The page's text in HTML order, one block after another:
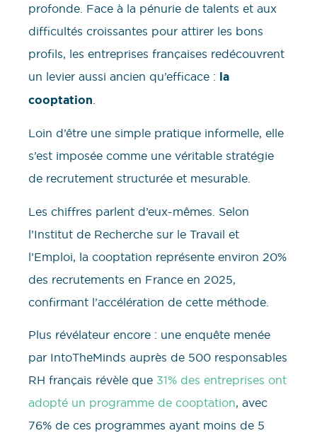
profonde. Face à la pénurie de talents et aux
difficultés croissantes pour attirer les bons
profils, les entreprises françaises redécouvrent
un levier aussi ancien qu’efficace : la
cooptation
Loin d’être une simple pratique informelle, elle
s’est imposée comme une véritable stratégie
de recrutement structurée et mesurable.
Les chiffres parlent d’eux-mêmes. Selon
l’Institut de Recherche sur le Travail et
l’Emploi, la cooptation représente environ 20%
des recrutements en France en 2025,
confirmant l’accélération de cette méthode.
Plus révélateur encore : une enquête menée
par IntoTheMinds auprès de 500 responsables
RH français révèle que 31% des entreprises ont
adopté un programme de cooptation, avec
76% de ces programmes ayant moins de 5